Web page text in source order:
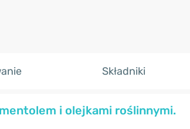
Składniki
i olejkami roślinnymi.